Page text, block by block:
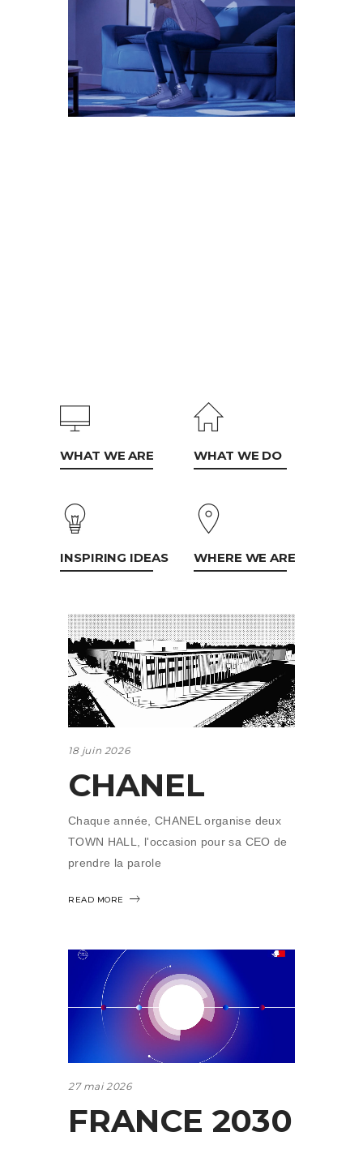
WHAT WE ARE WHAT WE DO
INSPIRING IDEAS WHERE WE ARE
18 juin 2026
CHANEL
Chaque année, CHANEL organise deux
TOWN HALL, l'occasion pour sa CEO de
prendre la parole
READ MORE
27 mai 2026
FRANCE 2030